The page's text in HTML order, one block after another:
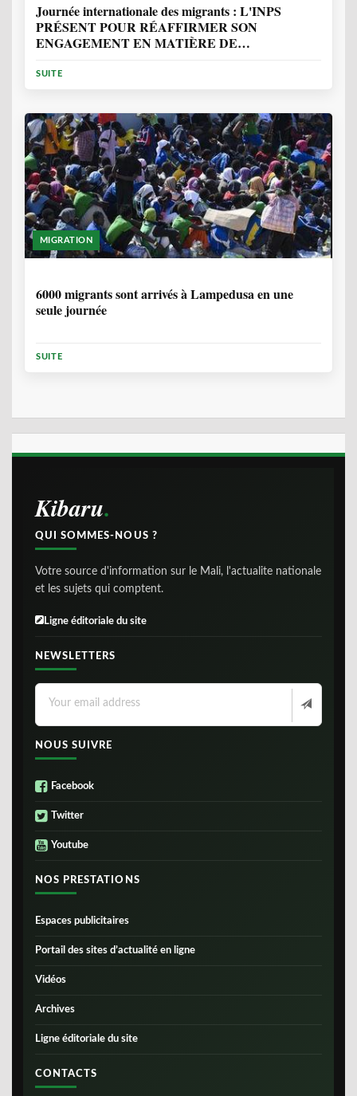
Journée internationale des migrants : L'INPS
PRÉSENT POUR RÉAFFIRMER SON
ENGAGEMENT EN MATIÈRE DE
SUITE
MIGRATION
6000 migrants sont arrivés à Lampedusa en une
seule journée
SUITE
Kibaru
QUI SOMMES-NOUS ?
Votre source d'information sur le Mali, l'actualite nationale
et les sujets qui comptent.
Ligne éditoriale du site
NEWSLETTERS
NOUS SUIVRE
Facebook
Twitter
Youtube
NOS PRESTATIONS
Espaces publicitaires
Portail des sites d’actualité en ligne
Vidéos
Archives
Ligne éditoriale du site
CONTACTS